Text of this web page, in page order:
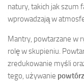
natury, takich jak szum
wprowadzają w
Mantry, powtarzane w
rolę w skupieniu.
zredukowanie myśli
tego, używanie